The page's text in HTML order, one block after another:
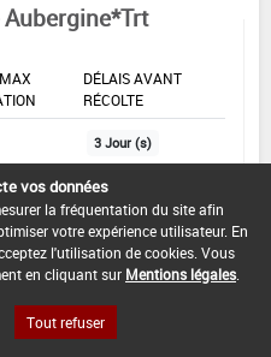
DÉLAIS AVANT
RÉCOLTE
3 Jour (s)
APPLICATIONS :
vos données
la fréquentation du site afin
votre expérience utilisateur. En
l'utilisation de cookies. Vous
en cliquant sur Mentions légales
Tout refuser